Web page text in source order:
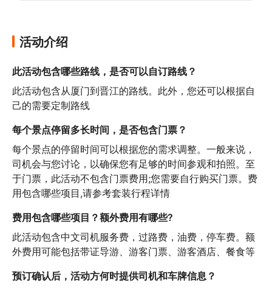
活动介绍
此活动包含哪些路线，是否可以自订路线？
此活动包含从厦门到晋江的路线。此外，您还可以根据自
己的需要定制路线
每个景点停留多长时间，是否包含门票？
每个景点的停留时间可以根据您的需求调整。一般来说，
司机会与您讨论，以确保您有足够的时间参观和拍照。至
于门票，此活动不包含门票费用;您需要自行购买门票。费
用包含哪些项目,请参考套装行程详情
费用包含哪些项目？额外费用有哪些?
此活动包含中文司机服务费，过路费，油费，停车费。额
外费用可能包括带证导游、游客门票、游客酒店、餐食等
预订确认后，活动方何时提供司机和车牌信息？